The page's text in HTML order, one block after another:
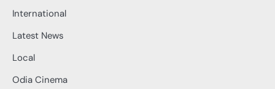
International
Latest News
Local
Odia Cinema